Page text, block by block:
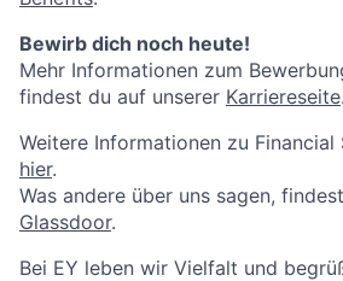
Bewirb dich noch heute!
Mehr Informationen zum
findest du auf unserer Karriereseite.
Weitere Informationen zu
hier.
Was andere über uns sagen,
Glassdoor.
Bei EY leben wir Vielfalt und